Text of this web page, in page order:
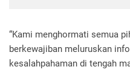
“Kami menghormati semua
berkewajiban meluruskan
kesalahpahaman di tengah